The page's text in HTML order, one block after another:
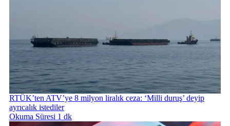
RTÜK’ten ATV’ye 8 milyon liralık ceza: ‘Milli duruş’ deyip
ayrıcalık istediler
Okuma Süresi 1 dk